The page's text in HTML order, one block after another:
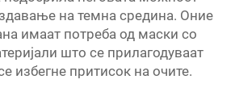
на темна средина. Оние
имаат потреба од маски со
што се прилагодуваат
избегне притисок на очите.